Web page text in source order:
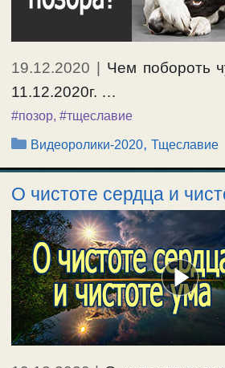
19.12.2020
Чем побороть
11.12.2020г. …
#позор, #тщеславие
Рубрики
Видеоролики-2020,Тщеславие
О чистоте сердца и